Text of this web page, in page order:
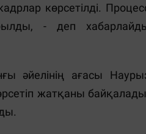
көрсетілді.
- деп
әйелінің ағасы
жатқаны